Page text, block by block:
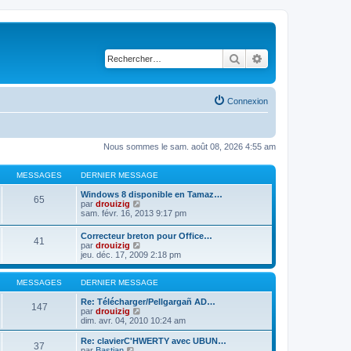
Rechercher
Connexion
Nous sommes le sam. août 08, 2026 4:55 am
MESSAGES DERNIER MESSAGE
65
Windows 8 disponible en Tamaz…
par drouizig
o
u
l
t
e
r
l
d
e
r
n
i
sam. févr. 16, 2013 9:17 pm
41
Correcteur breton pour Office…
par drouizig
o
n
s
u
l
t
r
l
e
jeu. déc. 17, 2009 2:18 pm
MESSAGES DERNIER MESSAGE
147
Re: Télécharger/Pellgargañ AD…
par drouizig
o
n
s
dim. avr. 04, 2010 10:24 am
37
Re: clavierC'HWERTY avec UBUN…